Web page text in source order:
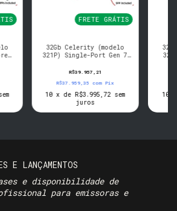
FRETE GRÁTIS
32Gb Celerity (modelo
321P) Single-Port Gen 7
(SFP inclusos)
R$39.957,21
R$37.959,35com Pix
10 xde R$3.995,72 sem
juros
10
E LANÇAMENTOS
e disponibilidade de
para emissoras e